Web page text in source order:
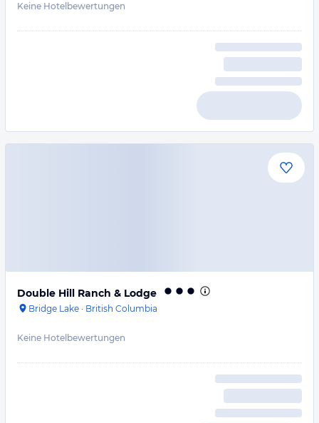
Keine Hotelbewertungen
Double Hill Ranch & Lodge
Bridge Lake · British Columbia
Keine Hotelbewertungen